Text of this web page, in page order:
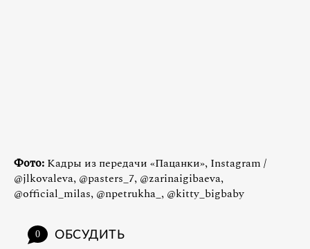
Фото: Кадры из передачи «Пацанки», Instagram /
@jlkovaleva, @pasters_7, @zarinaigibaeva,
@official_milas, @npetrukha_, @kitty_bigbaby
0 ОБСУДИТЬ